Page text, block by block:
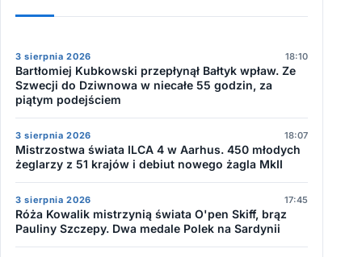
3 sierpnia 2026 18:10
Bartłomiej Kubkowski przepłynął Bałtyk wpław. Ze
Szwecji do Dziwnowa w niecałe 55 godzin, za
piątym podejściem
3 sierpnia 2026 18:07
Mistrzostwa świata ILCA 4 w Aarhus. 450 młodych
żeglarzy z 51 krajów i debiut nowego żagla MkII
3 sierpnia 2026 17:45
Róża Kowalik mistrzynią świata O'pen Skiff, brąz
Pauliny Szczepy. Dwa medale Polek na Sardynii